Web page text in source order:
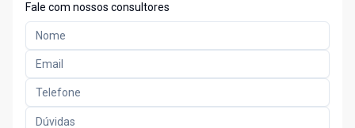
Fale com nossos consultores